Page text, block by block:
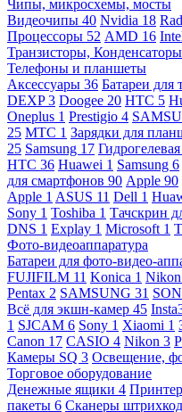
Чипы, микросхемы, мосты
Видеочипы 40 Nvidia 18
Процессоры 52 AMD 16
Транзисторы, Конденсаторы
Телефоны и планшеты
Аксессуары 36 Батареи для
DEXP3 Doogee 20 HTC 5
Oneplus 1 Prestigio 4
25 МТС 1 Зарядки для
25 Samsung 17
HTC 36 Huawei 1 Samsung 6
для смартфонов 90 Apple 90
Apple 1 ASUS 11 Dell 1
Sony 1 Toshiba 1 Тачскрин
DNS 1 Explay 1 Microsoft 1
Фото-видеоаппаратура
Батареи для фото-видео-
FUJIFILM 11 Konica 1 Nikon
Pentax 2 SAMSUNG 31
Всё для экшн-камер 45
1 SJCAM 6 Sony 1 Xiaomi 1
Canon 17 CASIO 4 Nikon 3
Камеры SQ 3 Освещение,
Торговое оборудование
Денежные ящики 4
пакеты 6 Сканеры